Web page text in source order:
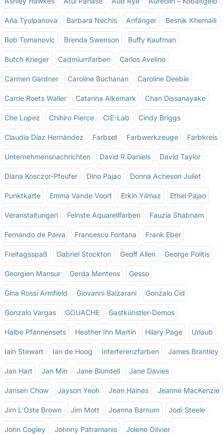
Aña Tyulpanova Barbara Nechis Anfänger Besnik Xhemaili
Bob Tomanovic Brenda Swenson Buffy Kaufman
Butch Krieger Cadmiumfarben Carlos Avelino
Carmen Gardner Caroline Buchanan Caroline Deeble
Carrie Roets Waller Catarina Alkemark Chan Dissanayake
Che Lopez Chihiro Pierce CIE-Lab Cindy Briggs
Claudia Díaz Hernández Farbset Farbwerkzeuge Farbkreis
Unternehmensnachrichten David R Daniels David Taylor
Diana Kosczor-Pfeufer Dino Pajao Donna Acheson Juliet
Punktkarte Emma Vande Voort Erkin Yılmaz Ethel Pajao
Veranstaltungen Feinste Aquarellfarben Fauzia Shabnam
Fernando de Paiva Francesco Fontana Frank Eber
Freitagsspaß Gabriel Stockton Geoff Allen George Politis
Georgien Mansur Gerda Mentens Gesso
Gina Rossi Armfield Giovanni Balzarani Gonzalo Cid
Gonzalo Vargas GOUACHE Gastkünstler-Demos
Halbe Pfannensets Heather Ihn Martin Hilary Page Urlaub
Iain Stewart Ian de Hoog Interferenzfarben James Brantley
Jan Hart Jan Min Jane Blundell Jane Davies
Jansen Chow Jayson Yeoh Jean Haines Jeanne MacKenzie
Jim L'Oste Brown Jim Mott Joanna Barnum Jodi Steele
John Cogley Johnny Patramanis Jolene Olivier